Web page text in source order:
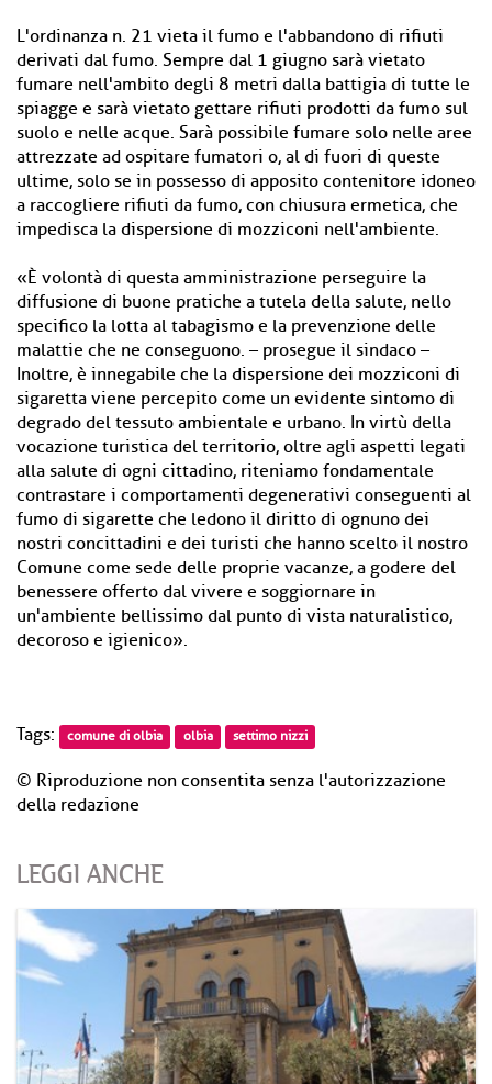
L'ordinanza n. 21 vieta il fumo e l'abbandono di rifiuti
derivati dal fumo. Sempre dal 1 giugno sarà vietato
fumare nell'ambito degli 8 metri dalla battigia di tutte le
spiagge e sarà vietato gettare rifiuti prodotti da fumo sul
suolo e nelle acque. Sarà possibile fumare solo nelle aree
attrezzate ad ospitare fumatori o, al di fuori di queste
ultime, solo se in possesso di apposito contenitore idoneo
a raccogliere rifiuti da fumo, con chiusura ermetica, che
impedisca la dispersione di mozziconi nell'ambiente.
«È volontà di questa amministrazione perseguire la
diffusione di buone pratiche a tutela della salute, nello
specifico la lotta al tabagismo e la prevenzione delle
malattie che ne conseguono. – prosegue il sindaco –
Inoltre, è innegabile che la dispersione dei mozziconi di
sigaretta viene percepito come un evidente sintomo di
degrado del tessuto ambientale e urbano. In virtù della
vocazione turistica del territorio, oltre agli aspetti legati
alla salute di ogni cittadino, riteniamo fondamentale
contrastare i comportamenti degenerativi conseguenti al
fumo di sigarette che ledono il diritto di ognuno dei
nostri concittadini e dei turisti che hanno scelto il nostro
Comune come sede delle proprie vacanze, a godere del
benessere offerto dal vivere e soggiornare in
un'ambiente bellissimo dal punto di vista naturalistico,
decoroso e igienico».
Tags: comune di olbia olbia settimo nizzi
© Riproduzione non consentita senza l'autorizzazione
della redazione
LEGGI ANCHE